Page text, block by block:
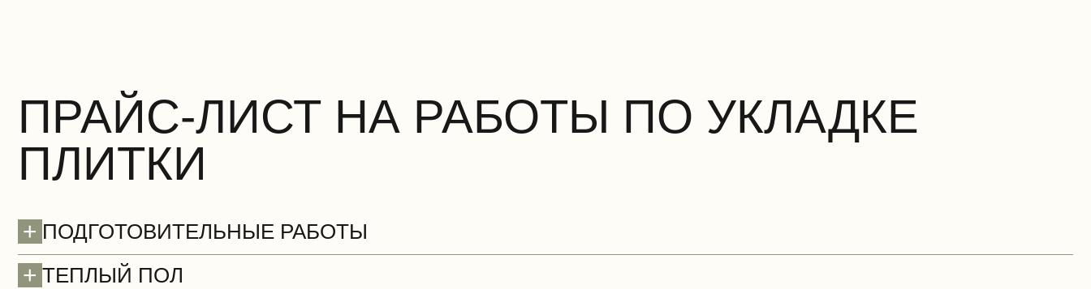
ПРАЙС-ЛИСТ НА РАБОТЫ ПО УКЛАДКЕ
ПЛИТКИ
+ ПОДГОТОВИТЕЛЬНЫЕ РАБОТЫ
+ ТЕПЛЫЙ ПОЛ